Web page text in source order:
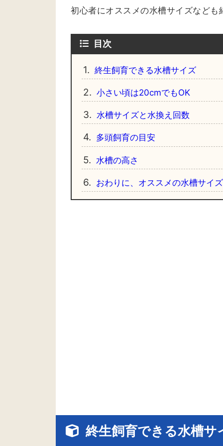
初心者にオススメの水槽サイズなども
目次
1. 終生飼育できる水槽サイズ
2. 小さい頃は20cmでもOK
3. 水槽サイズと水換え回数
4. 多頭飼育の目安
5. 水槽の高さ
6. おわりに、オススメの水槽サイズ
終生飼育できる水槽サ